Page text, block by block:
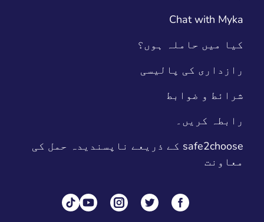
Chat with Myka
کیا میں حاملہ ہوں؟
رازداری کی پالیسی
شرائط و ضوابط
رابطہ کریں۔
safe2choose کے ذریعے ناپسندیدہ حمل کی
معاونت